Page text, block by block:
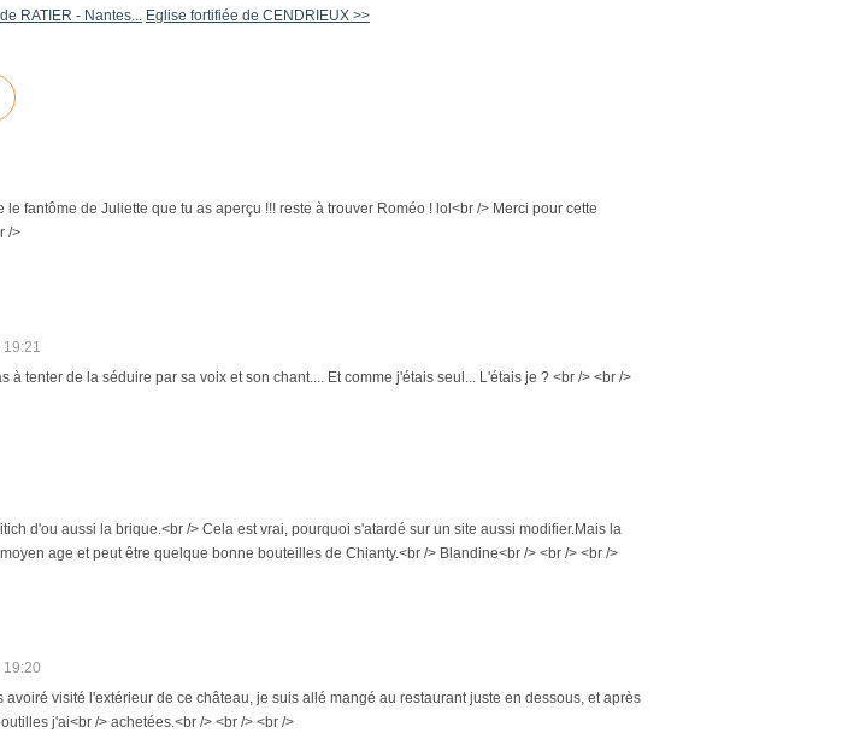
RATIER - Nantes... Eglise fortifiée de CENDRIEUX >>
fantôme de Juliette que tu as aperçu !!! reste à trouver Roméo ! lol<br /> Merci pour cette
/>
à tenter de la séduire par sa voix et son chant.... Et comme j'étais seul... L'étais je ? <br /> <br />
d'ou aussi la brique.<br /> Cela est vrai, pourquoi s'atardé sur un site aussi modifier.Mais la
age et peut être quelque bonne bouteilles de Chianty.<br /> Blandine<br /> <br /> <br />
avoiré visité l'extérieur de ce château, je suis allé mangé au restaurant juste en dessous, et après
j'ai<br /> achetées.<br /> <br /> <br />